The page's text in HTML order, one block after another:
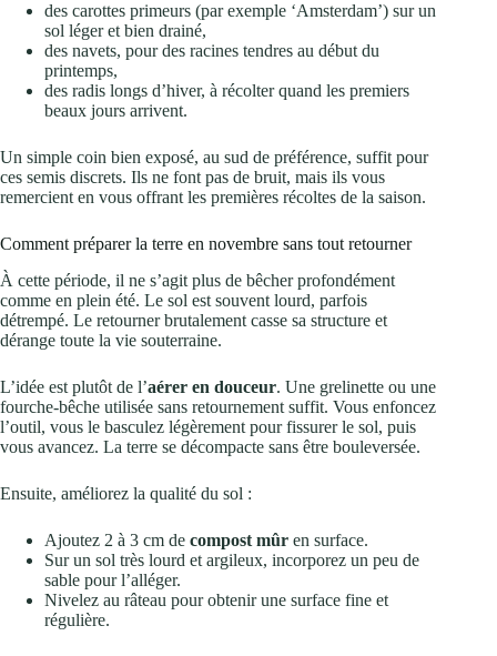
des carottes primeurs (par exemple ‘Amsterdam’) sur un
sol léger et bien drainé,
des navets, pour des racines tendres au début du
printemps,
des radis longs d’hiver, à récolter quand les premiers
beaux jours arrivent.
Un simple coin bien exposé, au sud de préférence, suffit pour
ces semis discrets. Ils ne font pas de bruit, mais ils vous
remercient en vous offrant les premières récoltes de la saison.
Comment préparer la terre en novembre sans tout retourner
À cette période, il ne s’agit plus de bêcher profondément
comme en plein été. Le sol est souvent lourd, parfois
détrempé. Le retourner brutalement casse sa structure et
dérange toute la vie souterraine.
L’idée est plutôt de l’aérer en douceur. Une grelinette ou une
fourche-bêche utilisée sans retournement suffit. Vous enfoncez
l’outil, vous le basculez légèrement pour fissurer le sol, puis
vous avancez. La terre se décompacte sans être bouleversée.
Ensuite, améliorez la qualité du sol :
Ajoutez 2 à 3 cm de compost mûr en surface.
Sur un sol très lourd et argileux, incorporez un peu de
sable pour l’alléger.
Nivelez au râteau pour obtenir une surface fine et
régulière.